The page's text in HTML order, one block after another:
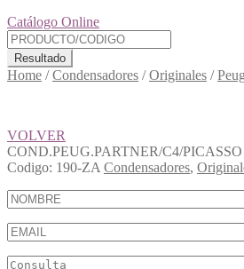
Catálogo Online
Resultado
Home /Condensadores /Originales /
VOLVER
COND.PEUG.PARTNER/C4/PICASSO
Codigo: 190-ZA Condensadores,